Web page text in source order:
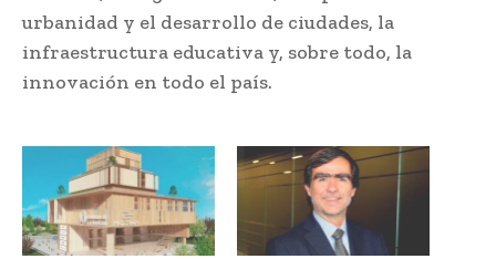
urbanidad y el desarrollo de ciudades, la
infraestructura educativa y, sobre todo, la
innovación en todo el país.